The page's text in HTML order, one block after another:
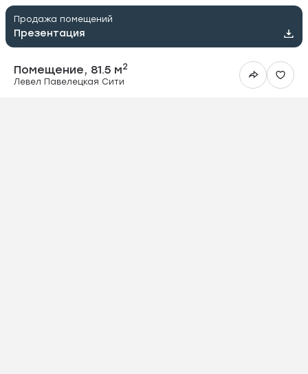
Продажа помещений
Презентация
Помещение, 81.5 м2
Левел Павелецкая Сити